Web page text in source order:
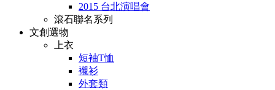
2015 台北演唱會
滾石聯名系列
文創選物
上衣
短袖T恤
襯衫
外套類